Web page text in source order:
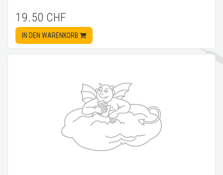
19.50 CHF
IN DEN WARENKORB